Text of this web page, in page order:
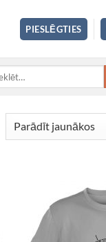
PIESLĒGTIES